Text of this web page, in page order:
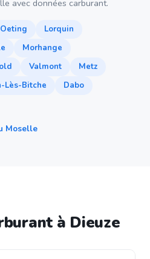
avec données carburant.
Oeting
Lorquin
Morhange
Valmont
Metz
Lès-Bitche
Dabo
Moselle
à Dieuze